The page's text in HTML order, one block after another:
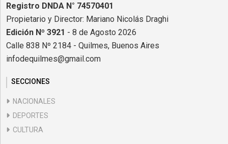
Registro DNDA N° 74570401
Propietario y Director: Mariano Nicolás Draghi
Edición Nº 3921 - 8 de Agosto 2026
Calle 838 Nº 2184 - Quilmes, Buenos Aires
infodequilmes@gmail.com
SECCIONES
NACIONALES
DEPORTES
CULTURA